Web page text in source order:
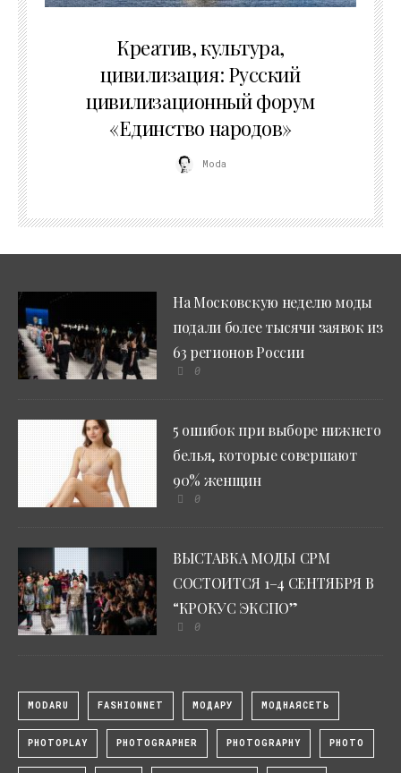
Креатив, культура,
цивилизация: Русский
цивилизационный форум
«Единство народов»
Moda
На Московскую неделю моды
подали более тысячи заявок из
63 регионов России
0
5 ошибок при выборе нижнего
белья, которые совершают
90% женщин
0
ВЫСТАВКА МОДЫ CPM
СОСТОИТСЯ 1–4 СЕНТЯБРЯ В
“КРОКУС ЭКСПО”
0
MODARU FASHIONNET МОДАРУ МОДНАЯСЕТЬ
PHOTOPLAY PHOTOGRAPHER PHOTOGRAPHY PHOTO